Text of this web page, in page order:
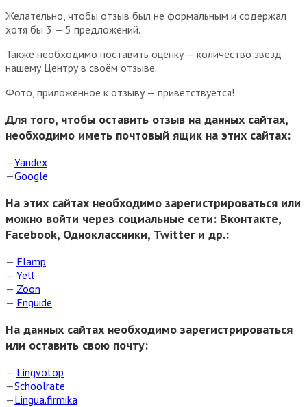
Желательно, чтобы отзыв был не формальным и содержал
хотя бы 3 — 5 предложений.
Также необходимо поставить оценку — количество звёзд
нашему Центру в своём отзыве.
Фото, приложенное к отзыву — приветствуется!
Для того, чтобы оставить отзыв на данных сайтах,
необходимо иметь почтовый ящик на этих сайтах:
—Yandex
—Google
На этих сайтах необходимо зарегистрироваться или
можно войти через социальные сети: Вконтакте,
Facebook, Одноклассники, Twitter и др.:
— Flamp
— Yell
— Zoon
— Enguide
На данных сайтах необходимо зарегистрироваться
или оставить свою почту:
— Lingvotop
—Schoolrate
—Lingua.firmika